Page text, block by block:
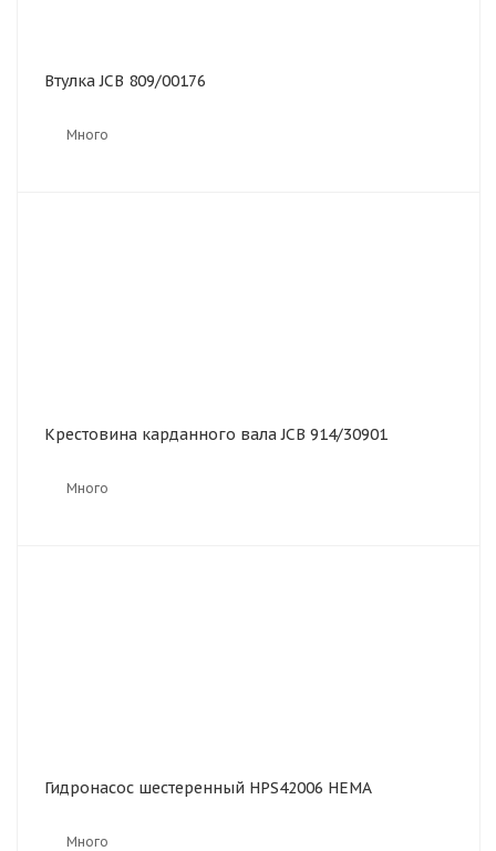
Втулка JCB 809/00176
Много
Крестовина карданного вала JCB 914/30901
Много
Гидронасос шестеренный HPS42006 HEMA
Много